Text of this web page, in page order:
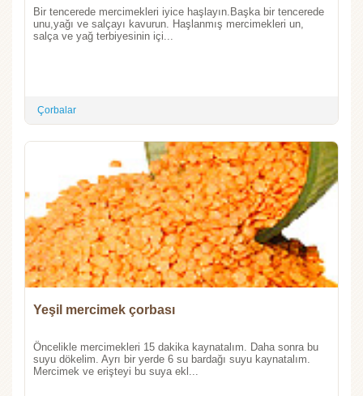
Bir tencerede mercimekleri iyice haşlayın.Başka bir tencerede
unu,yağı ve salçayı kavurun. Haşlanmış mercimekleri un,
salça ve yağ terbiyesinin içi...
Çorbalar
Yeşil mercimek çorbası
Öncelikle mercimekleri 15 dakika kaynatalım. Daha sonra bu
suyu dökelim. Ayrı bir yerde 6 su bardağı suyu kaynatalım.
Mercimek ve erişteyi bu suya ekl...